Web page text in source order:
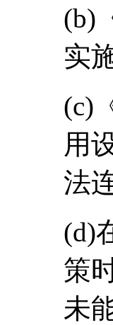
(b)
实
(c)
用
法
(d)
策
未